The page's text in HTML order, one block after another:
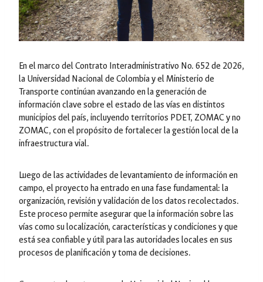
En el marco del Contrato Interadministrativo No. 652 de 2026,
la Universidad Nacional de Colombia y el Ministerio de
Transporte continúan avanzando en la generación de
información clave sobre el estado de las vías en distintos
municipios del país, incluyendo territorios PDET, ZOMAC y no
ZOMAC, con el propósito de fortalecer la gestión local de la
infraestructura vial.
Luego de las actividades de levantamiento de información en
campo, el proyecto ha entrado en una fase fundamental: la
organización, revisión y validación de los datos recolectados.
Este proceso permite asegurar que la información sobre las
vías como su localización, características y condiciones y que
está sea confiable y útil para las autoridades locales en sus
procesos de planificación y toma de decisiones.